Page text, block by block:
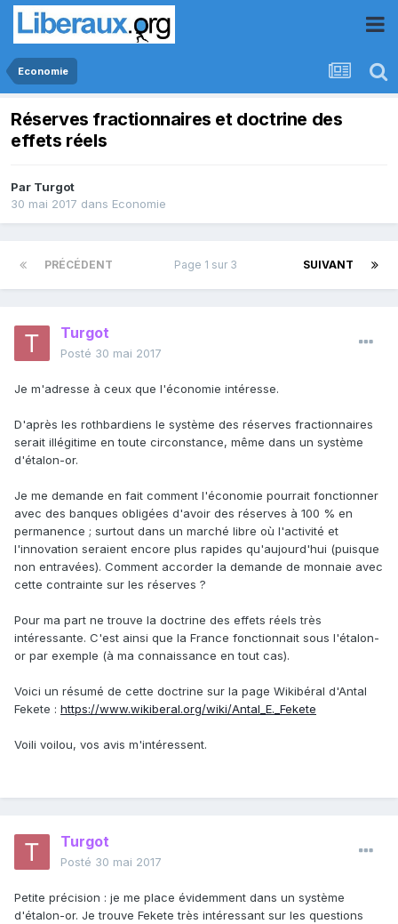
Economie
Réserves fractionnaires et doctrine des
effets réels
Par Turgot
30 mai 2017 dans Economie
PRÉCÉDENT SUIVANT
Page 1 sur 3
Turgot
Posté 30 mai 2017
Je m'adresse à ceux que l'économie intéresse.
D'après les rothbardiens le système des réserves fractionnaires
serait illégitime en toute circonstance, même dans un système
d'étalon-or.
Je me demande en fait comment l'économie pourrait fonctionner
avec des banques obligées d'avoir des réserves à 100 % en
permanence ; surtout dans un marché libre où l'activité et
l'innovation seraient encore plus rapides qu'aujourd'hui (puisque
non entravées). Comment accorder la demande de monnaie avec
cette contrainte sur les réserves ?
Pour ma part ne trouve la doctrine des effets réels très
intéressante. C'est ainsi que la France fonctionnait sous l'étalon-
or par exemple (à ma connaissance en tout cas).
Voici un résumé de cette doctrine sur la page Wikibéral d'Antal
Fekete : https://www.wikiberal.org/wiki/Antal_E._Fekete
Voili voilou, vos avis m'intéressent.
Turgot
Posté 30 mai 2017
Petite précision : je me place évidemment dans un système
d'étalon-or. Je trouve Fekete très intéressant sur les questions